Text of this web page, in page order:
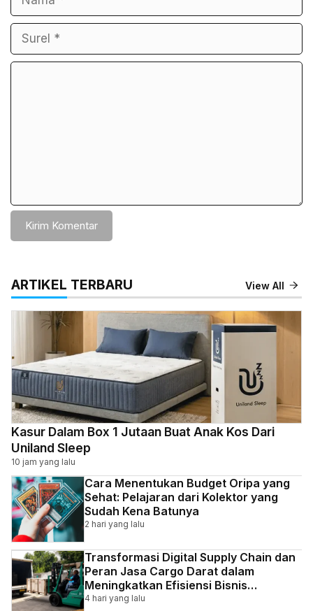
Komentar
ARTIKEL TERBARU View All
Kasur Dalam Box 1 Jutaan Buat Anak Kos Dari
Uniland Sleep
10 jam yang lalu
Cara Menentukan Budget Oripa yang
Sehat: Pelajaran dari Kolektor yang
Sudah Kena Batunya
2 hari yang lalu
Transformasi Digital Supply Chain dan
Peran Jasa Cargo Darat dalam
Meningkatkan Efisiensi Bisnis
Indonesia
4 hari yang lalu